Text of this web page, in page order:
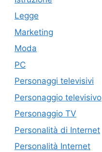
Legge
Marketing
Moda
PC
Personaggi televisivi
Personaggio televisivo
Personaggio TV
Personalità di Internet
Personalità Internet